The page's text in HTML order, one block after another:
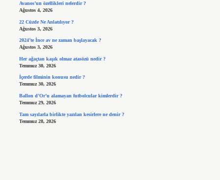
Avanos’un özellikleri nelerdir ?
Ağustos 4, 2026
22 Cüzde Ne Anlatılıyor ?
Ağustos 3, 2026
2024’te İnce av ne zaman başlayacak ?
Ağustos 3, 2026
Her ağaçtan kaşık olmaz atasözü nedir ?
Temmuz 30, 2026
İçerde filminin konusu nedir ?
Temmuz 30, 2026
Ballon d’Or’u alamayan futbolcular kimlerdir ?
Temmuz 29, 2026
Tam sayılarla birlikte yazılan kesirlere ne denir ?
Temmuz 28, 2026